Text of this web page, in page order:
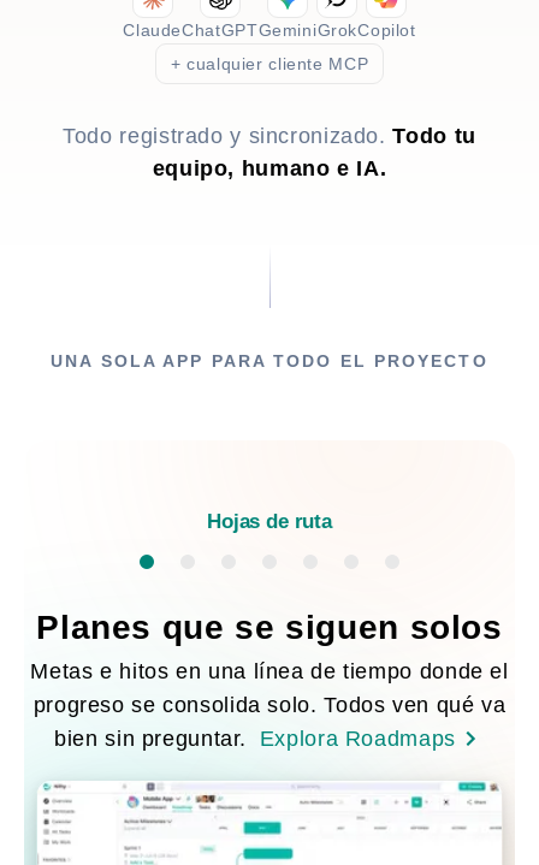
ClaudeChatGPTGeminiGrokCopilot
+ cualquier cliente MCP
Todo registrado y sincronizado.Todo tu
equipo, humano e IA.
UNA SOLA APP PARA TODO EL PROYECTO
Hojas de ruta
Planes que se siguen solos
Metas e hitos en una línea de tiempo donde el
progreso se consolida solo. Todos ven qué va
bien sin preguntar.
Explora Roadmaps